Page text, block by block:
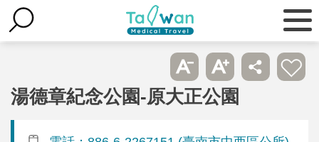
湯德章紀念公園-原大正公園